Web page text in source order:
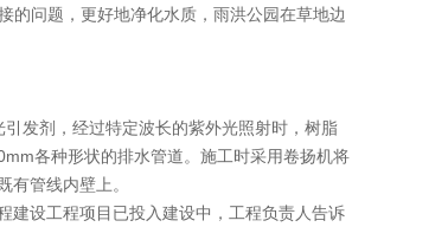
的问题，更好地净化水质，雨洪公园在草地边
发剂，经过特定波长的紫外光照射时，树脂
各种形状的排水管道。施工时采用卷扬机将
有管线内壁上。
建设工程项目已投入建设中，工程负责人告诉